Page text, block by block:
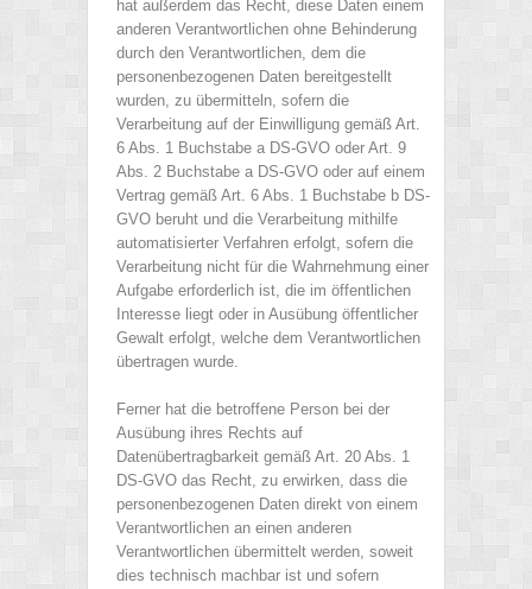
hat außerdem das Recht, diese Daten einem
anderen Verantwortlichen ohne Behinderung
durch den Verantwortlichen, dem die
personenbezogenen Daten bereitgestellt
wurden, zu übermitteln, sofern die
Verarbeitung auf der Einwilligung gemäß Art.
6 Abs. 1 Buchstabe a DS-GVO oder Art. 9
Abs. 2 Buchstabe a DS-GVO oder auf einem
Vertrag gemäß Art. 6 Abs. 1 Buchstabe b DS-
GVO beruht und die Verarbeitung mithilfe
automatisierter Verfahren erfolgt, sofern die
Verarbeitung nicht für die Wahrnehmung einer
Aufgabe erforderlich ist, die im öffentlichen
Interesse liegt oder in Ausübung öffentlicher
Gewalt erfolgt, welche dem Verantwortlichen
übertragen wurde.
Ferner hat die betroffene Person bei der
Ausübung ihres Rechts auf
Datenübertragbarkeit gemäß Art. 20 Abs. 1
DS-GVO das Recht, zu erwirken, dass die
personenbezogenen Daten direkt von einem
Verantwortlichen an einen anderen
Verantwortlichen übermittelt werden, soweit
dies technisch machbar ist und sofern